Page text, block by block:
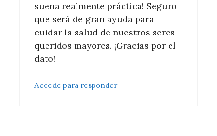
suena realmente práctica! Seguro
que será de gran ayuda para
cuidar la salud de nuestros seres
queridos mayores. ¡Gracias por el
dato!
Accede para responder